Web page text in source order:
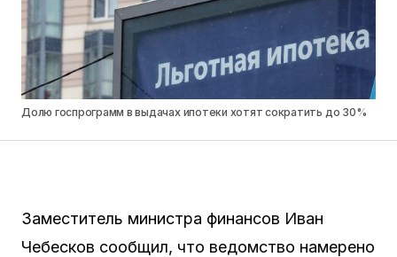
Долю госпрограмм в выдачах ипотеки хотят сократить до 30%
Заместитель министра финансов Иван
Чебесков сообщил, что ведомство намерено